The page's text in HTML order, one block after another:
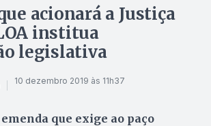
acionará a Justiça
institua
legislativa
10 dezembro 2019 às 11h37
que exige ao paço